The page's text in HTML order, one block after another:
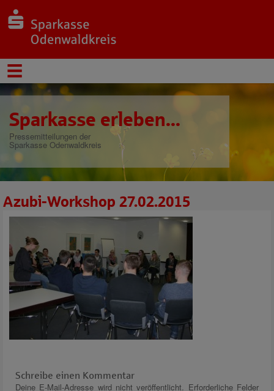
Sparkasse erleben...
Pressemitteilungen der
Sparkasse Odenwaldkreis
Azubi-Workshop 27.02.2015
Schreibe einen Kommentar
Deine E-Mail-Adresse wird nicht veröffentlicht. Erforderliche Felder